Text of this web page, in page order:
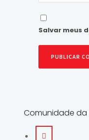
Salvar meus
Comunidade